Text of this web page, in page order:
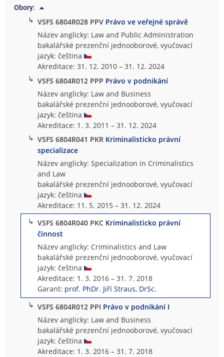
Obory:
↳ VSFS 6804R028 PPV Právo ve veřejné správě
Název anglicky: Law and Public Administration
bakalářské prezenční jednooborové, vyučovací
jazyk: čeština
Akreditace: 31. 12. 2010 – 31. 12. 2024
↳ VSFS 6804R012 PPP Právo v podnikání
Název anglicky: Law and Business
bakalářské prezenční jednooborové, vyučovací
jazyk: čeština
Akreditace: 1. 3. 2011 – 31. 12. 2024
↳ VSFS 6804R041 PKR Kriminalisticko právní
specializace
Název anglicky: Specialization in Criminalistics
and Law
bakalářské prezenční jednooborové, vyučovací
jazyk: čeština
Akreditace: 11. 5. 2015 – 31. 12. 2024
↳ VSFS 6804R040 PKC Kriminalisticko právní
činnost
Název anglicky: Criminalistics and Law
bakalářské prezenční jednooborové, vyučovací
jazyk: čeština
Akreditace: 1. 3. 2016 – 31. 7. 2018
Garant: prof. PhDr. Jiří Straus, DrSc.
↳ VSFS 6804R012 PPI Právo v podnikání I
Název anglicky: Law and Business
bakalářské prezenční jednooborové, vyučovací
jazyk: čeština
Akreditace: 1. 3. 2016 – 31. 7. 2018